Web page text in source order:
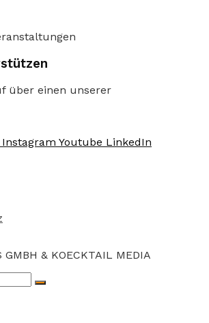
über einen unserer
Instagram Youtube LinkedIn
& KOECKTAIL MEDIA